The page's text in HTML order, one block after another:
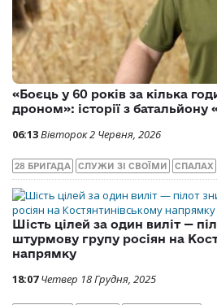
«Боєць у 60 років за кілька
дроном»: історії з батальйону
06:13Вівторок 2 Червня, 2026
28 БРИГАДА СЛУЖИ ЗІ СВОЇМИ СПАЛАХ
Шість цілей за один виліт —
штурмову групу росіян на
напрямку
18:07 Четвер 18 Грудня, 2025